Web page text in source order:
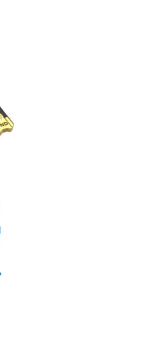
Arduino se Zbyškem Vodou
Arduino v příkladech
Arduino roboti